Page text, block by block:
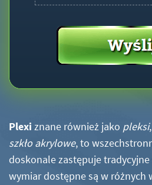
Plexi znane również jako pleksi,
szkło akrylowe, to
doskonale zastępuje tradycyjne
wymiar dostępne są w różnych